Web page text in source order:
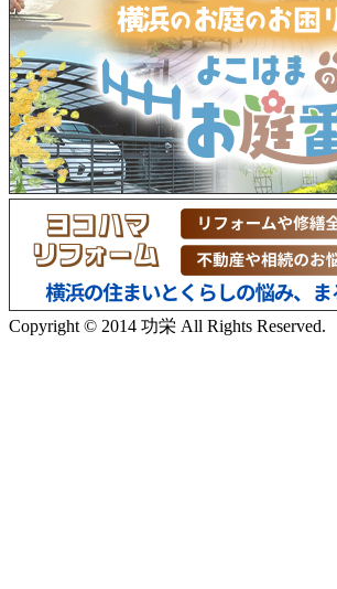
Copyright © 2014 功栄 All Rights Reserved.